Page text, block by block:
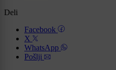
Deli
Facebook
X
WhatsApp
Pošlji